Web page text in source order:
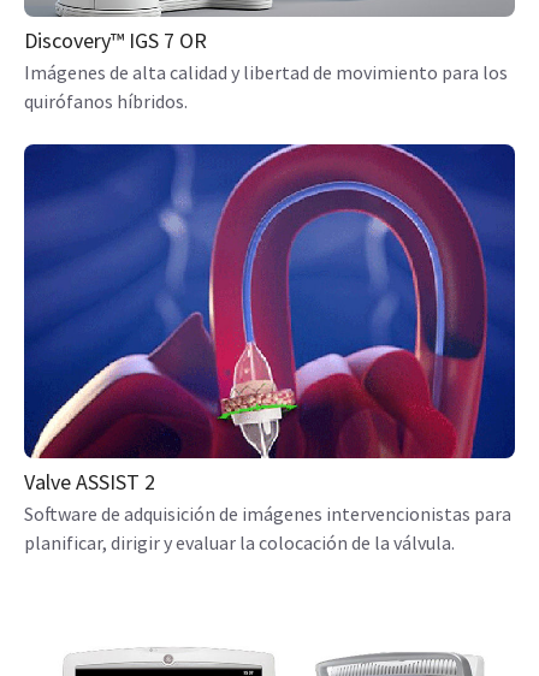
Discovery™ IGS 7 OR
Imágenes de alta calidad y libertad de movimiento para los
quirófanos híbridos.
Valve ASSIST 2
Software de adquisición de imágenes intervencionistas para
planificar, dirigir y evaluar la colocación de la válvula.